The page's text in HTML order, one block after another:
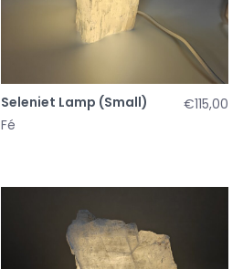
Seleniet Lamp (Small)
Fé
€115,00